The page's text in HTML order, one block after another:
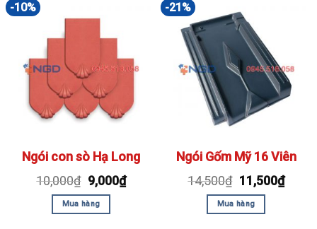
-10%
Ngói con sò Hạ Long
10,000₫ 9,000₫
Mua hàng
-21%
Ngói Gốm Mỹ 16 Viên
14,500₫ 11,500₫
Mua hàng